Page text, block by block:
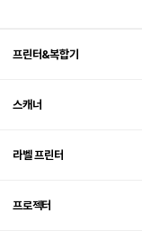
프린터&복합기
스캐너
라벨 프린터
프로젝터